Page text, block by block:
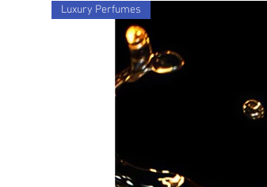
Luxury Perfumes